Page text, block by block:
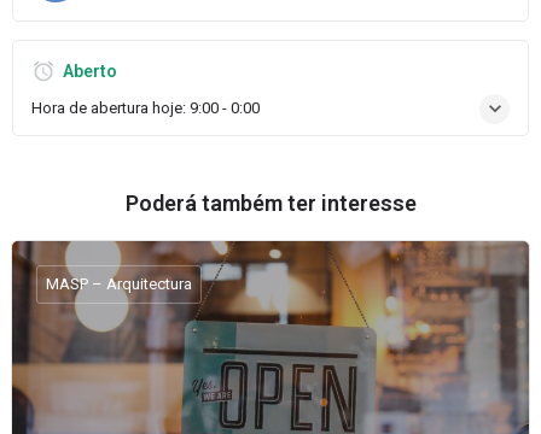
Aberto
Hora de abertura hoje: 9:00 - 0:00
Poderá também ter interesse
MASP – Arquitectura